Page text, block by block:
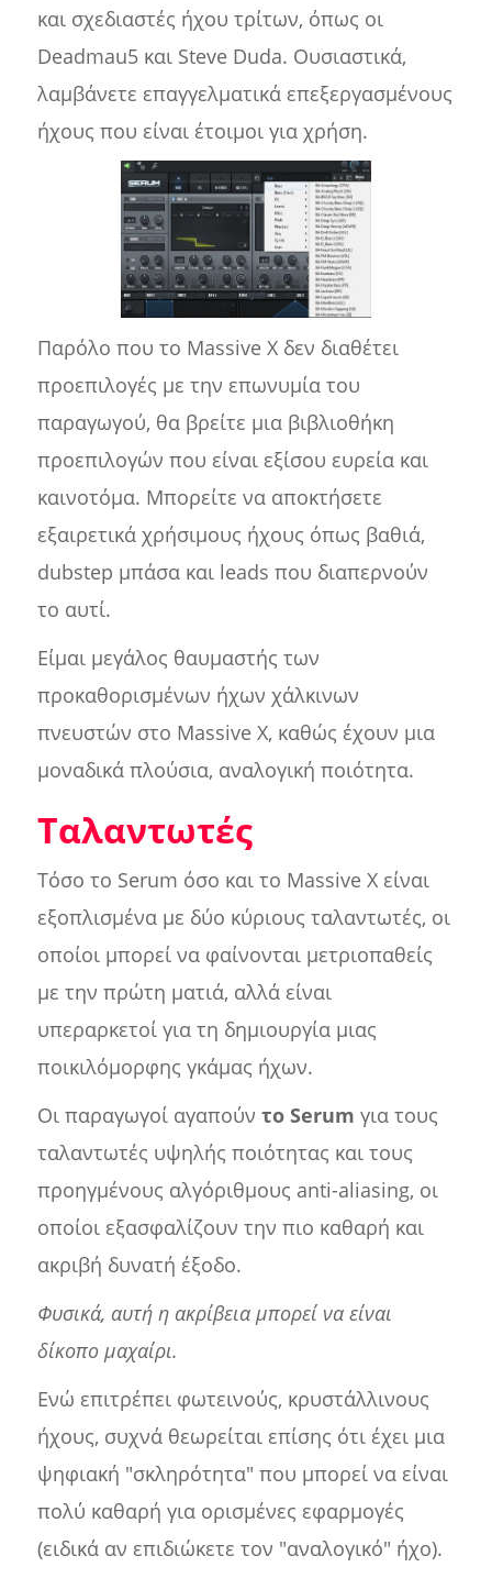
και σχεδιαστές ήχου τρίτων, όπως οι
Deadmau5 και Steve Duda. Ουσιαστικά,
λαμβάνετε επαγγελματικά επεξεργασμένους
ήχους που είναι έτοιμοι για χρήση.
Παρόλο που το Massive X δεν διαθέτει
προεπιλογές με την επωνυμία του
παραγωγού, θα βρείτε μια βιβλιοθήκη
προεπιλογών που είναι εξίσου ευρεία και
καινοτόμα. Μπορείτε να αποκτήσετε
εξαιρετικά χρήσιμους ήχους όπως βαθιά,
dubstep μπάσα και leads που διαπερνούν
το αυτί.
Είμαι μεγάλος θαυμαστής των
προκαθορισμένων ήχων χάλκινων
πνευστών στο Massive X, καθώς έχουν μια
μοναδικά πλούσια, αναλογική ποιότητα.
Ταλαντωτές
Τόσο το Serum όσο και το Massive X είναι
εξοπλισμένα με δύο κύριους ταλαντωτές, οι
οποίοι μπορεί να φαίνονται μετριοπαθείς
με την πρώτη ματιά, αλλά είναι
υπεραρκετοί για τη δημιουργία μιας
ποικιλόμορφης γκάμας ήχων.
Οι παραγωγοί αγαπούν το Serum για τους
ταλαντωτές υψηλής ποιότητας και τους
προηγμένους αλγόριθμους anti-aliasing, οι
οποίοι εξασφαλίζουν την πιο καθαρή και
ακριβή δυνατή έξοδο.
Φυσικά, αυτή η ακρίβεια μπορεί να είναι
δίκοπο μαχαίρι.
Ενώ επιτρέπει φωτεινούς, κρυστάλλινους
ήχους, συχνά θεωρείται επίσης ότι έχει μια
ψηφιακή "σκληρότητα" που μπορεί να είναι
πολύ καθαρή για ορισμένες εφαρμογές
(ειδικά αν επιδιώκετε τον "αναλογικό" ήχο).